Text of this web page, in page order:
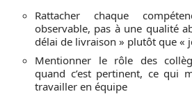
Rattacher chaque
observable, pas à une qualité
délai de livraison » plutôt que «
Mentionner le rôle des
quand c’est pertinent, ce qui
travailler en équipe